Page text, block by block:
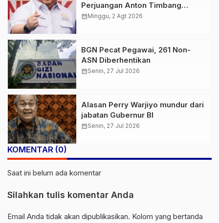
Perjuangan Anton Timbang
Membawa Aspal Buton ke
calendar_monthMinggu, 2 Agt 2026
BGN Pecat Pegawai, 261 Non-
ASN Diberhentikan
calendar_monthSenin, 27 Jul 2026
Alasan Perry Warjiyo mundur dari
jabatan Gubernur BI
calendar_monthSenin, 27 Jul 2026
KOMENTAR (0)
Saat ini belum ada komentar
Silahkan tulis komentar Anda
Email Anda tidak akan dipublikasikan. Kolom yang bertanda